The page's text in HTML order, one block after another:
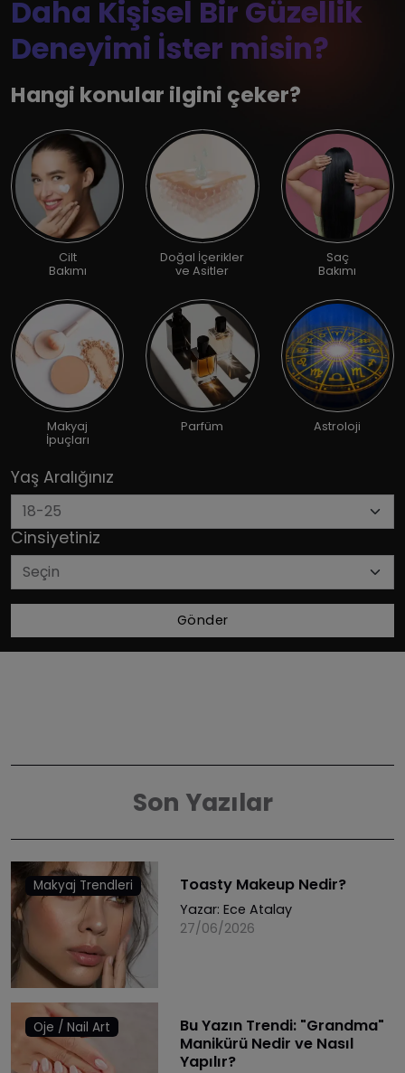
Daha Kişisel Bir Güzellik
Deneyimi İster misin?
Hangi konular ilgini çeker?
Cilt
Bakımı
Doğal İçerikler
ve Asitler
Saç
Bakımı
Makyaj
İpuçları
Parfüm Astroloji
Yaş Aralığınız
Cinsiyetiniz
Gönder
Son Yazılar
Makyaj Trendleri Toasty Makeup Nedir?
Yazar: Ece Atalay
27/06/2026
Oje / Nail Art
Bu Yazın Trendi: "Grandma"
Manikürü Nedir ve Nasıl
Yapılır?